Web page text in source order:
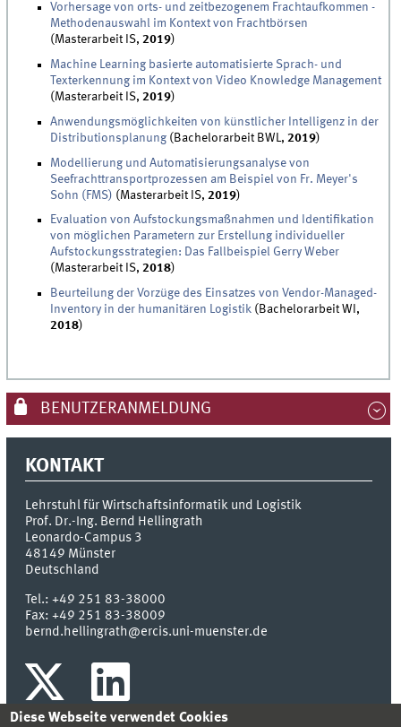
Vorhersage von orts- und zeitbezogenem Frachtaufkommen -
Methodenauswahl im Kontext von Frachtbörsen
(Masterarbeit IS,2019)
Machine Learning basierte automatisierte Sprach- und
Texterkennung im Kontext von Video Knowledge Management
(Masterarbeit IS,2019)
Anwendungsmöglichkeiten von künstlicher Intelligenz in der
Distributionsplanung (Bachelorarbeit BWL,2019)
Modellierung und Automatisierungsanalyse von
Seefrachttransportprozessen am Beispiel von Fr. Meyer's
Sohn (FMS) (Masterarbeit IS,2019)
Evaluation von Aufstockungsmaßnahmen und Identifikation
von möglichen Parametern zur Erstellung individueller
Aufstockungsstrategien: Das Fallbeispiel Gerry Weber
(Masterarbeit IS,2018)
Beurteilung der Vorzüge des Einsatzes von Vendor-Managed-
Inventory in der humanitären Logistik (Bachelorarbeit WI,
2018)
BENUTZERANMELDUNG
KONTAKT
Lehrstuhl für Wirtschaftsinformatik und Logistik
Prof. Dr.-Ing. Bernd Hellingrath
Leonardo-Campus 3
48149 Münster
Deutschland
Tel.:+49 251 83-38000
Fax:+49 251 83-38009
bernd.hellingrath@ercis.uni-muenster.de
Diese Webseite verwendet Cookies